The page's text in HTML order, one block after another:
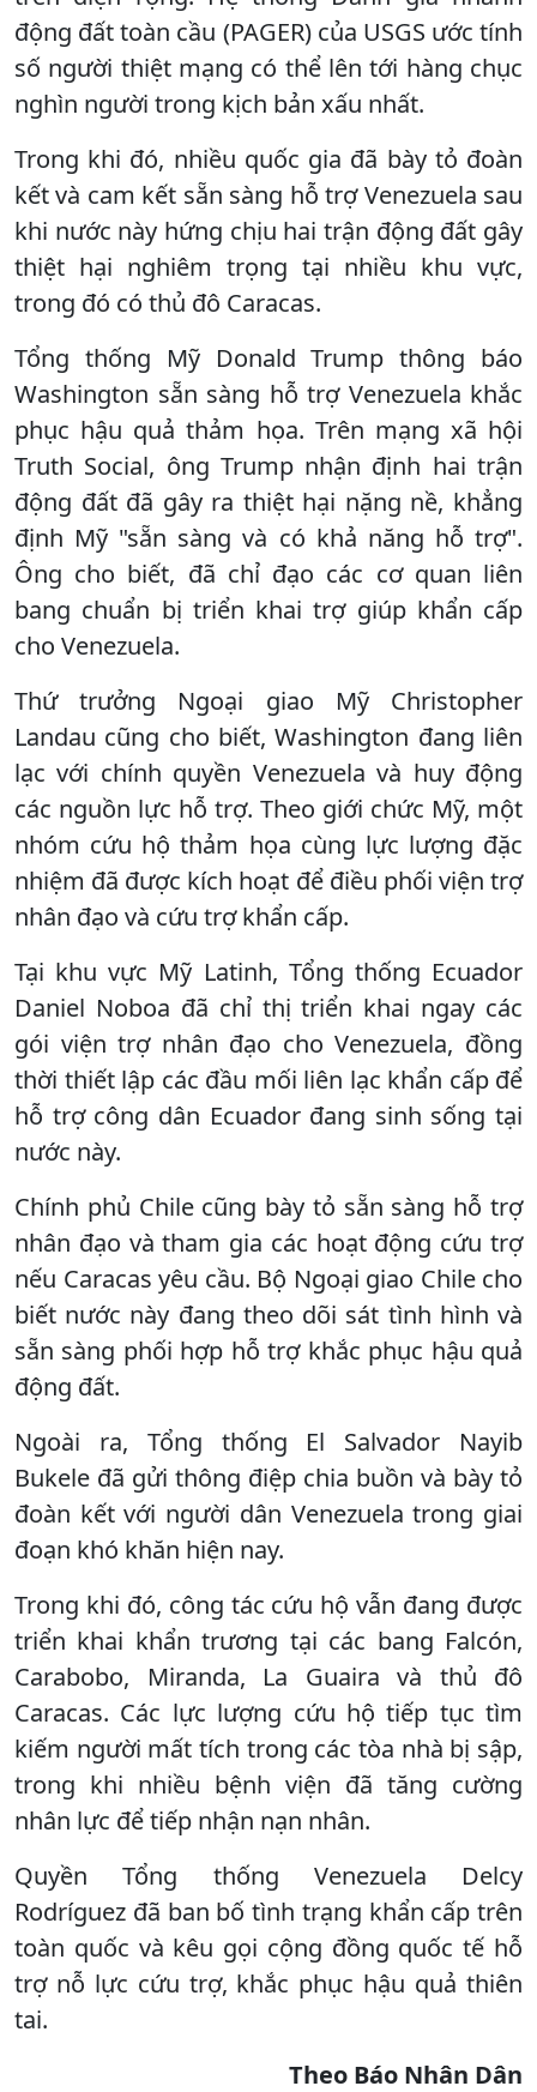
động đất toàn cầu (PAGER) của USGS ước tính
số người thiệt mạng có thể lên tới hàng chục
nghìn người trong kịch bản xấu nhất.
Trong khi đó, nhiều quốc gia đã bày tỏ đoàn
kết và cam kết sẵn sàng hỗ trợ Venezuela sau
khi nước này hứng chịu hai trận động đất gây
thiệt hại nghiêm trọng tại nhiều khu vực,
trong đó có thủ đô Caracas.
Tổng thống Mỹ Donald Trump thông báo
Washington sẵn sàng hỗ trợ Venezuela khắc
phục hậu quả thảm họa. Trên mạng xã hội
Truth Social, ông Trump nhận định hai trận
động đất đã gây ra thiệt hại nặng nề, khẳng
định Mỹ "sẵn sàng và có khả năng hỗ trợ".
Ông cho biết, đã chỉ đạo các cơ quan liên
bang chuẩn bị triển khai trợ giúp khẩn cấp
cho Venezuela.
Thứ trưởng Ngoại giao Mỹ Christopher
Landau cũng cho biết, Washington đang liên
lạc với chính quyền Venezuela và huy động
các nguồn lực hỗ trợ. Theo giới chức Mỹ, một
nhóm cứu hộ thảm họa cùng lực lượng đặc
nhiệm đã được kích hoạt để điều phối viện trợ
nhân đạo và cứu trợ khẩn cấp.
Tại khu vực Mỹ Latinh, Tổng thống Ecuador
Daniel Noboa đã chỉ thị triển khai ngay các
gói viện trợ nhân đạo cho Venezuela, đồng
thời thiết lập các đầu mối liên lạc khẩn cấp để
hỗ trợ công dân Ecuador đang sinh sống tại
nước này.
Chính phủ Chile cũng bày tỏ sẵn sàng hỗ trợ
nhân đạo và tham gia các hoạt động cứu trợ
nếu Caracas yêu cầu. Bộ Ngoại giao Chile cho
biết nước này đang theo dõi sát tình hình và
sẵn sàng phối hợp hỗ trợ khắc phục hậu quả
động đất.
Ngoài ra, Tổng thống El Salvador Nayib
Bukele đã gửi thông điệp chia buồn và bày tỏ
đoàn kết với người dân Venezuela trong giai
đoạn khó khăn hiện nay.
Trong khi đó, công tác cứu hộ vẫn đang được
triển khai khẩn trương tại các bang Falcón,
Carabobo, Miranda, La Guaira và thủ đô
Caracas. Các lực lượng cứu hộ tiếp tục tìm
kiếm người mất tích trong các tòa nhà bị sập,
trong khi nhiều bệnh viện đã tăng cường
nhân lực để tiếp nhận nạn nhân.
Quyền Tổng thống Venezuela Delcy
Rodríguez đã ban bố tình trạng khẩn cấp trên
toàn quốc và kêu gọi cộng đồng quốc tế hỗ
trợ nỗ lực cứu trợ, khắc phục hậu quả thiên
tai.
Theo Báo Nhân Dân